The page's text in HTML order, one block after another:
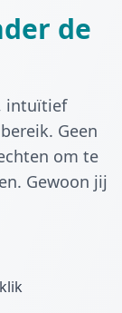
de
intuïtief
Geen
om te
Gewoon jij